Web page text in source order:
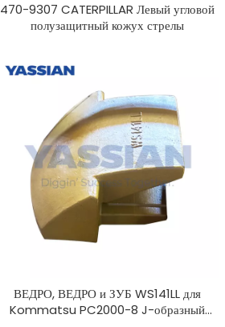
470-9307 CATERPILLAR Левый угловой
полузащитный кожух стрелы
ВЕДРО, ВЕДРО и ЗУБ WS141LL для
Kommatsu PC2000-8 J-образный